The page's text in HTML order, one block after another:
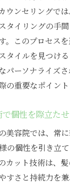
ークで生み出す美
区での活動がもた
性を広げるプロ
が目指す美容院の
ズに応えるフレ
美容の実現に向
容技術の導入と
ィとの繋がりを
ウンセリングで
タイリングの手
。このプロセス
タイルを見つける
パーソナライズ
の重要なポイント
個性を際立た
美容院では、常
の個性を引き立
カット技術は、
すさと持続力を兼